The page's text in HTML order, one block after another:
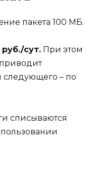
пакета 100 МБ.
сут. При этом
следующего – по
списываются